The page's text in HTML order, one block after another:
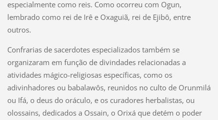
especialmente como reis. Como ocorreu com Ogun,
lembrado como rei de Irê e Oxaguiã, rei de Ejibô, entre
outros.
Confrarias de sacerdotes especializados também se
organizaram em função de divindades relacionadas a
atividades mágico-religiosas específicas, como os
adivinhadores ou babalawôs, reunidos no culto de Orunmilá
ou Ifá, o deus do oráculo, e os curadores herbalistas, ou
olossains, dedicados a Ossain, o Orixá que detém o poder